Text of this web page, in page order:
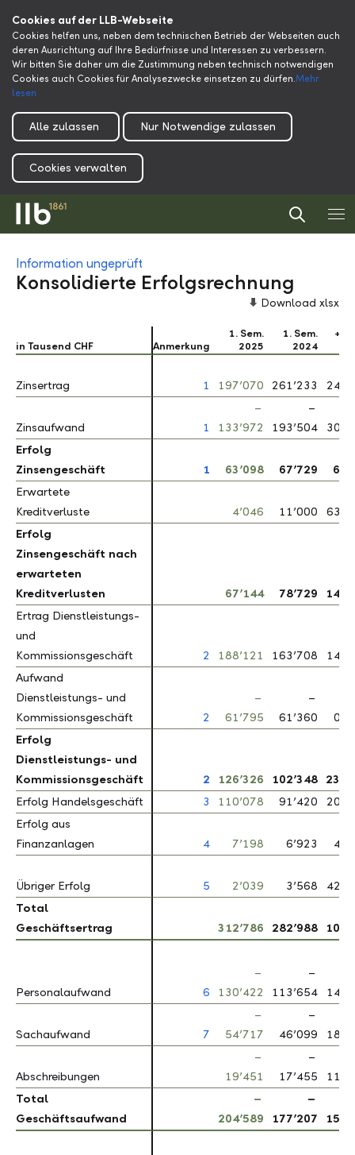
Cookies auf der LLB-Webseite
Cookies helfen uns, neben dem technischen Betrieb der Webseiten auch
deren Ausrichtung auf Ihre Bedürfnisse und Interessen zu verbessern.
Wir bitten Sie daher um die Zustimmung neben technisch notwendigen
Cookies auch Cookies für Analysezwecke einsetzen zu dürfen.Mehr
lesen
Alle zulassen Nur Notwendige zulassen
Cookies verwalten
Information ungeprüft
Konsolidierte Erfolgsrechnung
Download xlsx
in Tausend CHF Anmerkung
1. Sem.
2025
1. Sem.
2024
+/-
Zinsertrag 1 197’070 261’233
24.6
Zinsaufwand 1
–
133’972
–
193’504
30.8
Erfolg
Zinsengeschäft
1 63’098 67’729
6.8
Erwartete
Kreditverluste
4’046 11’000
63.2
Erfolg
Zinsengeschäft nach
erwarteten
Kreditverlusten
67’144 78’729
14.7
Ertrag Dienstleistungs-
und
Kommissionsgeschäft
2 188’121 163’708
14.9
Aufwand
Dienstleistungs- und
Kommissionsgeschäft
2
–
61’795
–
61’360
0.7
Erfolg
Dienstleistungs- und
Kommissionsgeschäft
2 126’326 102’348
23.4
Erfolg Handelsgeschäft
3 110’078 91’420
20.4
Erfolg aus
Finanzanlagen
4 7’198 6’923 4.0
Übriger Erfolg 5 2’039 3’568
42.8
Total
Geschäftsertrag
312’786 282’988 10.5
Personalaufwand 6
–
130’422
–
113’654
14.8
Sachaufwand 7
–
54’717
–
46’099
18.7
Abschreibungen
–
19’451
–
17’455
11.4
Total
Geschäftsaufwand
–
204’589
–
177’207
15.5
in Tausend CHF
Zinsertrag
Zinsaufwand
Erfolg
Zinsengeschäft
Erwartete
Kreditverluste
Erfolg
Zinsengeschäft nach
erwarteten
Kreditverlusten
Ertrag Dienstleistungs-
und
Kommissionsgeschäft
Aufwand
Dienstleistungs- und
Kommissionsgeschäft
Erfolg
Dienstleistungs- und
Kommissionsgeschäft
Erfolg Handelsgeschäft
Erfolg aus
Finanzanlagen
Übriger Erfolg
Total
Geschäftsertrag
Personalaufwand
Sachaufwand
Abschreibungen
Total
Geschäftsaufwand